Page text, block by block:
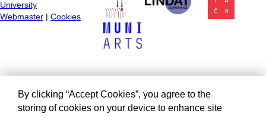
University
Webmaster
Cookies
By clicking “Accept Cookies”, you agree to the
storing of cookies on your device to enhance site